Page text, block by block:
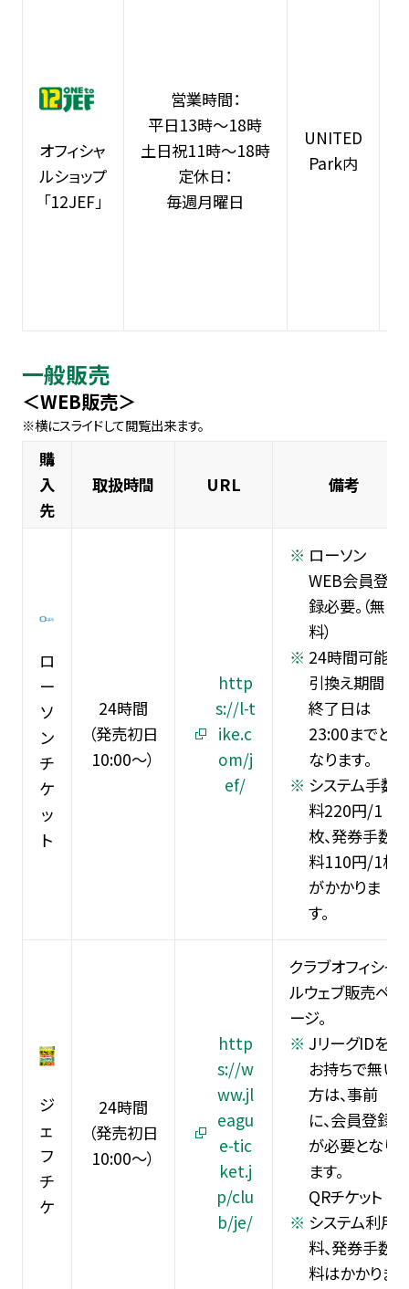
オフィシャ
ルショップ
「12JEF」
営業時間：
平日13時～18時
土日祝11時～18時
定休日：
毎週月曜日
UNITED
Park内
一般販売
＜WEB販売＞
購
入
先
取扱時間 URL 備考
ロ
ー
ソ
ン
チ
ケ
ッ
ト
24時間
（発売初日
10:00～）
http
s://l-t
ike.c
om/j
ef/
ローソン
WEB会員登
録必要。（無
料）
24時間可能。
引換え期間
終了日は
23:00までと
なります。
システム手数
料220円/1
枚、発券手数
料110円/1枚
がかかりま
す。
ジ
ェ
フ
チ
ケ
24時間
（発売初日
10:00～）
http
s://w
ww.jl
eagu
e-tic
ket.j
p/clu
b/je/
クラブオフィシャ
ルウェブ販売ペ
ージ。
JリーグIDを
お持ちで無い
方は、事前
に、会員登録
が必要となり
ます。
QRチケット
システム利用
料、発券手数
料はかかりま